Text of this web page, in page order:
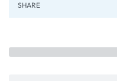
SHARE